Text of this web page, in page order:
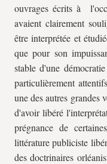
ouvrages écrits à
avaient clairement
être interprétée et
que pour son
stable d'une
particulièrement
une des autres grandes
d'avoir libéré
prégnance de
littérature publiciste
des doctrinaires